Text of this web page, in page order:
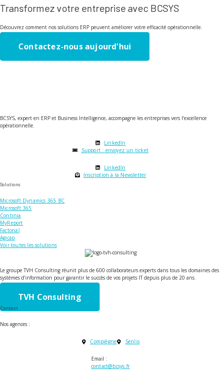
Transformez votre entreprise avec BCSYS
Découvrez comment nos solutions ERP peuvent améliorer votre efficacité opérationnelle.
Contactez-nous aujourd'hui
BCSYS, expert en ERP et Business Intelligence, accompagne les entreprises vers l’excellence
opérationnelle.
LinkedIn
Support : envoyez un ticket
LinkedIn
Inscription à la Newsletter
Solutions
Microsoft Dynamics 365 BC
Microsoft 365
Continia
MyReport
Factorial
Agicap
Voir toutes les solutions
Le groupe TVH Consulting réunit plus de 600 collaborateurs experts dans tous les domaines des
systèmes d’information pour garantir le succès de vos projets IT depuis plus de 20 ans.
TVH Consulting
Contact
Nos agences :
Compiègne Senlis
Email :
contact@bcsys.fr